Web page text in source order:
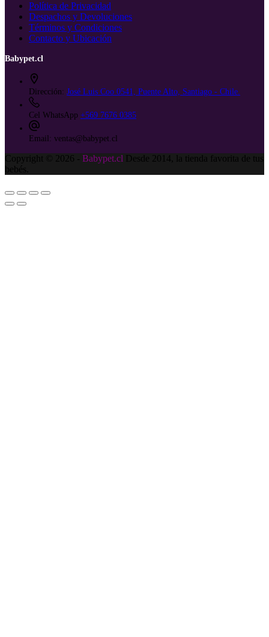
Política de Privacidad
Despachos y Devoluciones
Términos y Condiciones
Contacto y Ubicación
Babypet.cl
Dirección: José Luis Coo 0541, Puente Alto, Santiago - Chile.
Cel WhatsApp +569 7676 0385
Email: ventas@babypet.cl
Copyright © 2026 - Babypet.cl Desde 2014, la tienda favorita de tus
bebés.